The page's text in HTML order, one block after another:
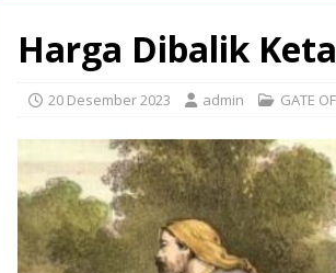
Harga Dibalik
20 Desember 2023 admin GATE